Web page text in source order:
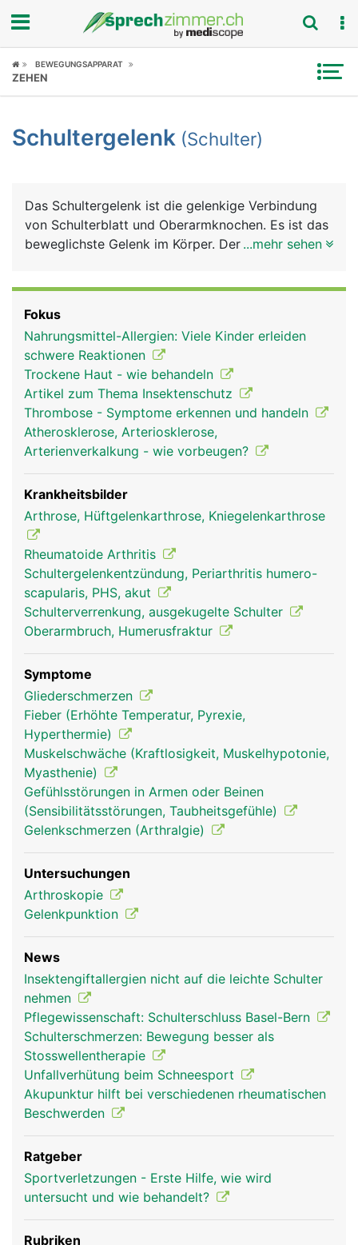
Fokus
Symptome
News
Rubriken
BEWEGUNGSAPPARAT
ZEHEN
Schultergelenk (Schulter)
Das Schultergelenk ist die gelenkige Verbindung
von Schulterblatt und Oberarmknochen. Es ist das
beweglichste Gelenk im Körper. Der besonders
der flachen Gelenkpfanne des Schulterblattes
bewegt. Damit die Knochen nicht aufeinander
reiben, sind sie mit Gelenkknorpel bezogen und in
Gelenkschmiere eingebettet. Um das sehr
bewegliche Schultergelenk stabil zu halten, wird
es von einer komplexen Struktur aus
Gelenkkapsel, Schleimbeuteln, Bändern sowie vier
kleinere Muskeln und deren Sehnen (sogenannte
Rotatorenmanschette) und dem grossen
Schultermuskel (Deltoideus) umgeben. Die
Bewegung des Armes wird durch das
Zusammenspiel von Gelenk, Bändern und Muskeln
ermöglicht.
Schultergelenk
Frau
Mann
...mehr sehen
Fokus
Nahrungsmittel-Allergien: Viele Kinder erleiden
schwere Reaktionen
Trockene Haut - wie behandeln
Artikel zum Thema Insektenschutz
Thrombose - Symptome erkennen und handeln
Atherosklerose, Arteriosklerose,
Arterienverkalkung - wie vorbeugen?
Krankheitsbilder
Arthrose, Hüftgelenkarthrose, Kniegelenkarthrose
Rheumatoide Arthritis
Schultergelenkentzündung, Periarthritis humero-
scapularis, PHS, akut
Schulterverrenkung, ausgekugelte Schulter
Oberarmbruch, Humerusfraktur
Symptome
Gliederschmerzen
Fieber (Erhöhte Temperatur, Pyrexie,
Hyperthermie)
Muskelschwäche (Kraftlosigkeit, Muskelhypotonie,
Myasthenie)
Gefühlsstörungen in Armen oder Beinen
(Sensibilitätsstörungen, Taubheitsgefühle)
Gelenkschmerzen (Arthralgie)
Untersuchungen
Arthroskopie
Gelenkpunktion
News
Insektengiftallergien nicht auf die leichte Schulter
nehmen
Pflegewissenschaft: Schulterschluss Basel-Bern
Schulterschmerzen: Bewegung besser als
Stosswellentherapie
Unfallverhütung beim Schneesport
Akupunktur hilft bei verschiedenen rheumatischen
Beschwerden
Ratgeber
Sportverletzungen - Erste Hilfe, wie wird
untersucht und wie behandelt?
Rubriken